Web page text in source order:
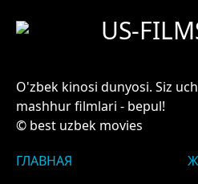
US-
O'zbek kinosi dunyosi. Siz
mashhur filmlari - bepul!
© best uzbek movies
ГЛАВНАЯ